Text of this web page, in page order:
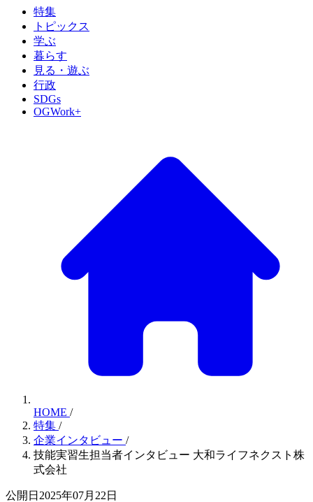
特集
トピックス
学ぶ
暮らす
見る・遊ぶ
行政
SDGs
OGWork+
HOME /
特集 /
企業インタビュー /
技能実習生担当者インタビュー 大和ライフネクスト株
式会社
公開日2025年07月22日